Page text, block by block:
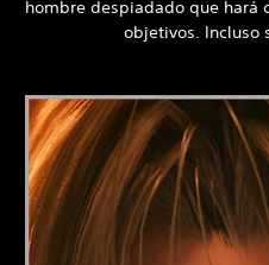
hombre despiadado que hará
objetivos. Incluso